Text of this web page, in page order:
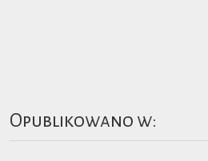
Opublikowano w: